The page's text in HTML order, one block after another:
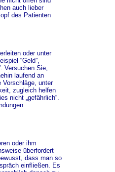
auch lieber
des Patienten
oder unter
“Geld”,
Versuchen Sie,
laufend an
Vorschläge, unter
zugleich helfen
nicht „gefährlich“.
oder ihm
überfordert
dass man so
einfließen. Es